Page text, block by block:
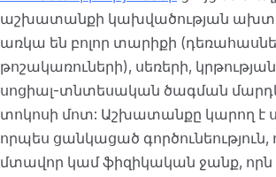
աշխատանքի կախվածության
առկա են բոլոր տարիքի
թոշակառուների), սեռերի,
սոցիալ-տնտեսական ծագման
տոկոսի մոտ: Աշխատանքը կարող է
որպես ցանկացած գործունեություն,
մտավոր կամ ֆիզիկական ջանք, որն